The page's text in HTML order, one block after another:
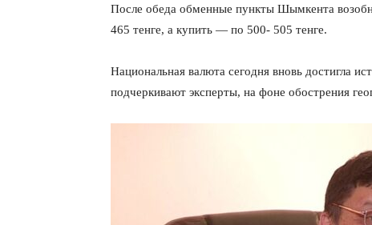
После обеда обменные пункты Шымкента
465 тенге, а купить — по 500- 505 тенге.
Национальная валюта сегодня вновь достигла
подчеркивают эксперты, на фоне обострения